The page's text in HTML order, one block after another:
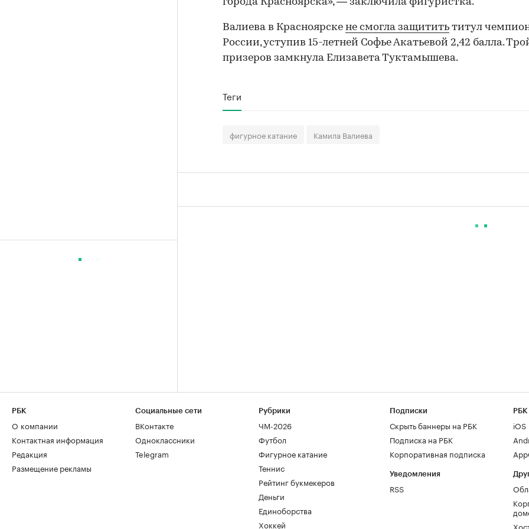
Валиева в Красноярске не смогла защитить титул
России, уступив 15-летней Софье Акатьевой 2,42 балла.
призеров замкнула Елизавета Туктамышева.
Теги
фигурное катание Камила Валиева
РБК
О компании
Контактная информация
Редакция
Размещение рекламы
Социальные сети
ВКонтакте
Одноклассники
Telegram
Рубрики
ЧМ-2026
Футбол
Фигурное катание
Теннис
Рейтинг букмекеров
Деньги
Единоборства
Хоккей
Подписки
Скрыть баннеры на РБК
Подписка на РБК
Корпоративная подписка
Уведомления
RSS
РБК
iOS